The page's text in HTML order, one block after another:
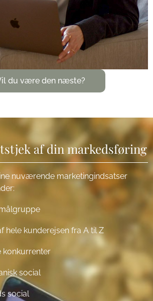
du være den næste?
af din markedsføring
nuværende marketingindsatser
hele kunderejsen fra A til Z
konkurrenter
social
social